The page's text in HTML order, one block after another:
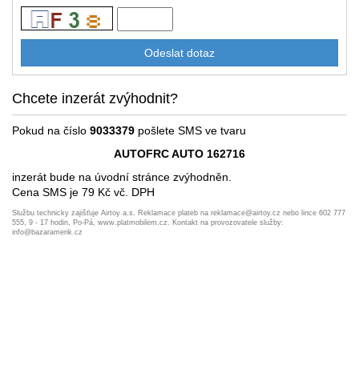
Chcete inzerát zvýhodnit?
Pokud na číslo 9033379 pošlete SMS ve tvaru
AUTOFRC AUTO 162716
inzerát bude na úvodní stránce zvýhodněn.
Cena SMS je 79 Kč vč. DPH
Službu technicky zajišťuje Airtoy a.s. Reklamace plateb na reklamace@airtoy.cz nebo lince 602 777
555, 9 - 17 hodin, Po-Pá, www.platmobilem.cz. Kontakt na provozovatele služby:
info@bazaramerik.cz